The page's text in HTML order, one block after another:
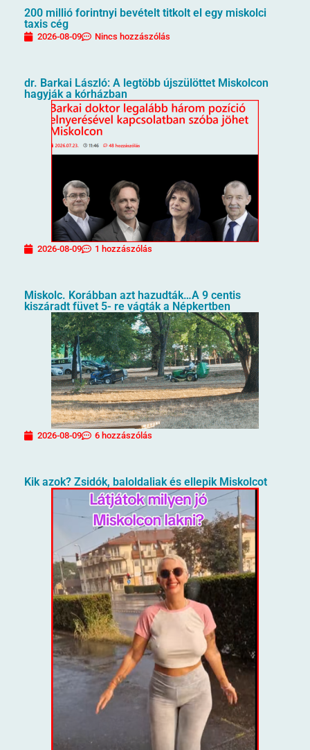
200 millió forintnyi bevételt titkolt el egy miskolci
taxis cég
2026-08-09 Nincs hozzászólás
dr. Barkai László: A legtöbb újszülöttet Miskolcon
hagyják a kórházban
2026-08-09 1 hozzászólás
Miskolc. Korábban azt hazudták…A 9 centis
kiszáradt füvet 5- re vágták a Népkertben
2026-08-09 6 hozzászólás
Kik azok? Zsidók, baloldaliak és ellepik Miskolcot